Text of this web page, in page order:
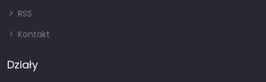
RSS
Kontakt
Działy